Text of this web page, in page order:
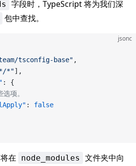
字段时，TypeScript 将为我们深
包中查找。
jsonc
team/tsconfig-base" ,
*"],
: {
项。
: false
在 node_modules
文件夹中向